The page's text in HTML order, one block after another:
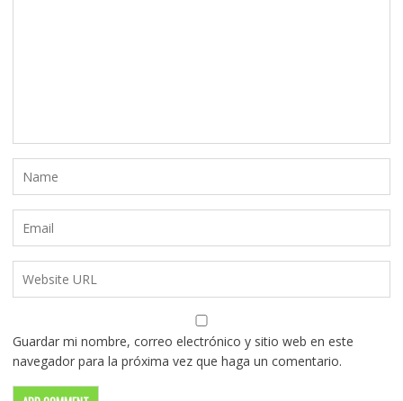
Guardar mi nombre, correo electrónico y sitio web en este
navegador para la próxima vez que haga un comentario.